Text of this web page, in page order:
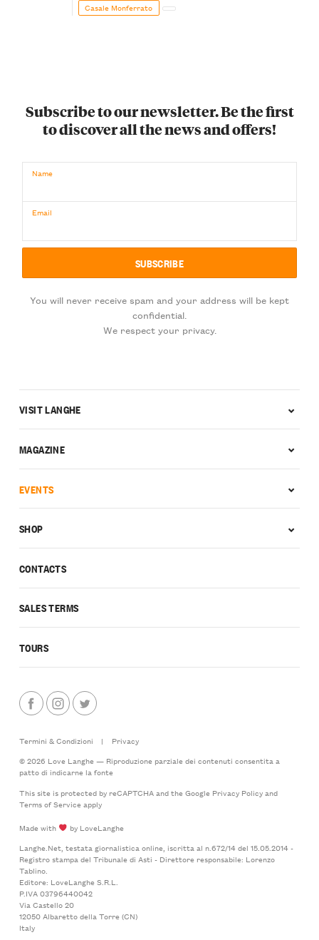
Casale Monferrato
Subscribe to our newsletter. Be the first
to discover all the news and offers!
Name
Email
You will never receive spam and your address will be kept
confidential.
We respect your privacy.
CONTACTS
SALES TERMS
TOURS
VISIT LANGHE
MAGAZINE
EVENTS
SHOP
Termini & Condizioni |
Privacy
© 2026 Love Langhe — Riproduzione parziale dei contenuti consentita a
patto di indicarne la fonte
This site is protected by reCAPTCHA and the Google Privacy Policyand
Terms of Serviceapply
Made with
by LoveLanghe
Langhe.Net, testata giornalistica online, iscritta al n.672/14 del 15.05.2014 -
Registro stampa del Tribunale di Asti - Direttore responsabile: Lorenzo
Tablino.
Editore: LoveLanghe S.R.L.
P.IVA 03796440042
Via Castello 20
12050 Albaretto della Torre (CN)
Italy